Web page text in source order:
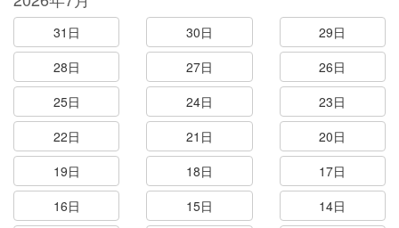
31日 30日
29日
28日
27日
26日
25日
24日
23日
22日
21日
20日
19日
18日
17日
16日
15日
14日